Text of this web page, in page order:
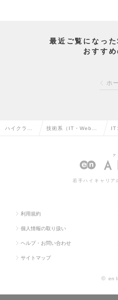
最近ご覧になっ
おすすめ
ホ
ハイクラス 技術系（IT・Web・ IT
若手ハイキャリア
利用規約
個人情報の取り扱い
ヘルプ・お問い合わせ
サイトマップ
© en